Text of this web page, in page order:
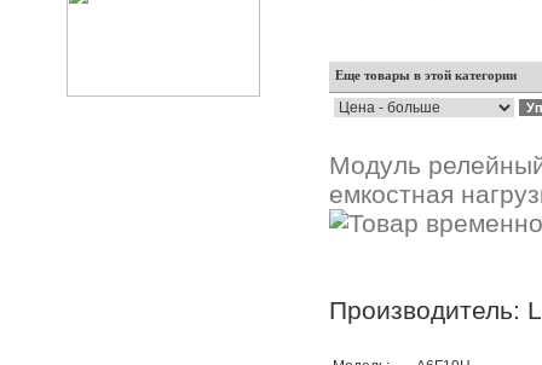
Еще товары в этой категории
Модуль
емкостная
Производитель: